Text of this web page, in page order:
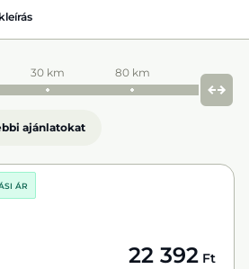
30 km 80 km
ajánlatokat
ÁR
22 392 Ft